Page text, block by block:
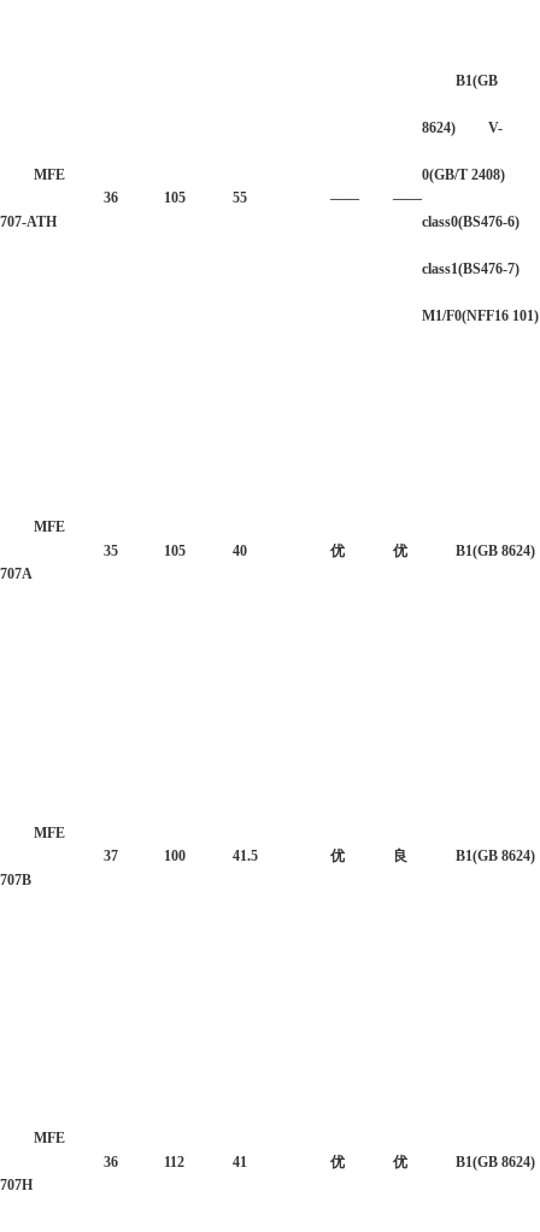
MFE
707-ATH
36 105 55 —— ——
B1(GB
8624) V-
0(GB/T 2408)
class0(BS476-6)
class1(BS476-7)
M1/F0(NFF16 101)
MFE
707A
35 105 40 优 优 B1(GB 8624)
MFE
707B
37 100 41.5 优 良 B1(GB 8624)
MFE
707H
36 112 41 优 优 B1(GB 8624)